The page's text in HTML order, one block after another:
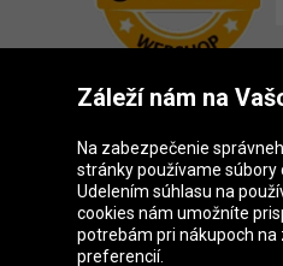
Skupina Oponeo
Záleží nám na
Na zabezpečenie
stránky používame súbory
Udelením súhlasu na
cookies nám umožníte
potrebám pri nákupoch na
preferencií.